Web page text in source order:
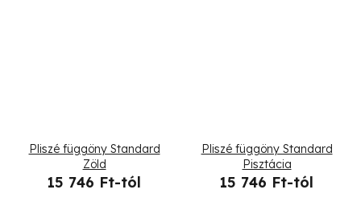
Pliszé függöny Standard
Zöld
15 746 Ft-tól
Pliszé függöny Standard
Pisztácia
15 746 Ft-tól